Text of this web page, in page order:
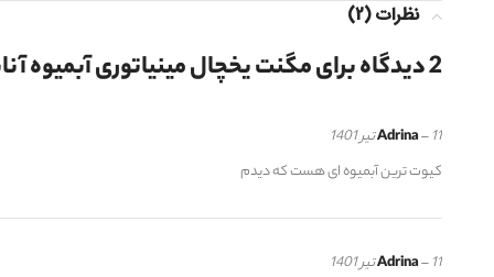
نظرات (2)
2 دیدگاه برای مگنت یخچال مینیاتوری آبمیوه
Adrina–11 تیر 1401
کیوت ترین آبمیوه ای هست که دیدم
Adrina–11 تیر 1401